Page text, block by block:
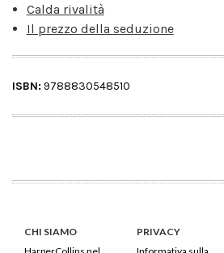
Calda rivalità
Il prezzo della seduzione
ISBN: 9788830548510
CHI SIAMO
PRIVACY